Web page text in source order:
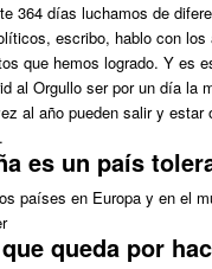
364 días luchamos de
escribo, hablo con
que hemos logrado. Y es
al Orgullo ser por un día la
al año pueden salir y
es un país
países en Europa y en el
queda por